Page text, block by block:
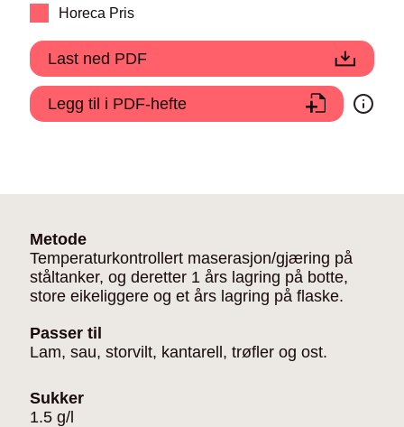
Horeca Pris
Last ned PDF
Legg til i PDF-hefte
Metode
Temperaturkontrollert maserasjon/gjæring på
ståltanker, og deretter 1 års lagring på botte,
store eikeliggere og et års lagring på flaske.
Passer til
Lam, sau, storvilt, kantarell, trøfler og ost.
Sukker
1.5 g/l